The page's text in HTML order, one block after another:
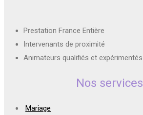
Prestation France Entière
Intervenants de proximité
Animateurs qualifiés et expérimentés
Nos services
Mariage